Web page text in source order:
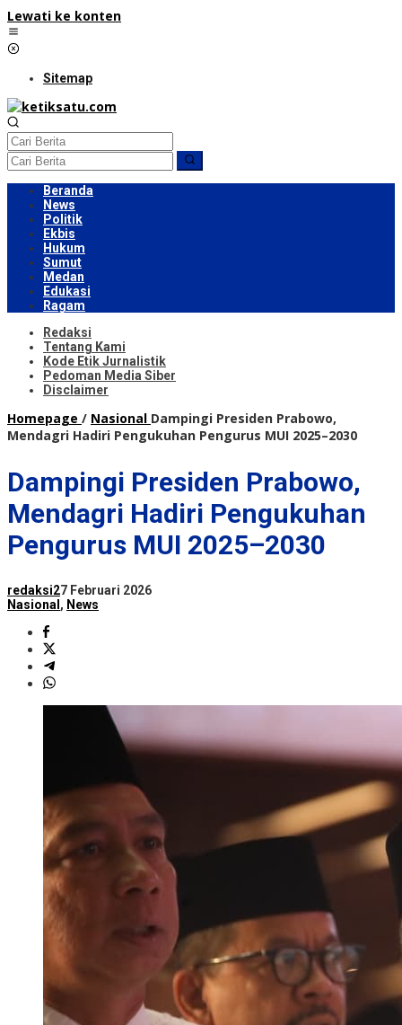
Lewati ke konten
Sitemap
Beranda
News
Politik
Ekbis
Hukum
Sumut
Medan
Edukasi
Ragam
Redaksi
Tentang Kami
Kode Etik Jurnalistik
Pedoman Media Siber
Disclaimer
Homepage / Nasional Dampingi Presiden Prabowo,
Mendagri Hadiri Pengukuhan Pengurus MUI 2025–2030
Dampingi Presiden Prabowo,
Mendagri Hadiri Pengukuhan
Pengurus MUI 2025–2030
redaksi27 Februari 2026
Nasional , News